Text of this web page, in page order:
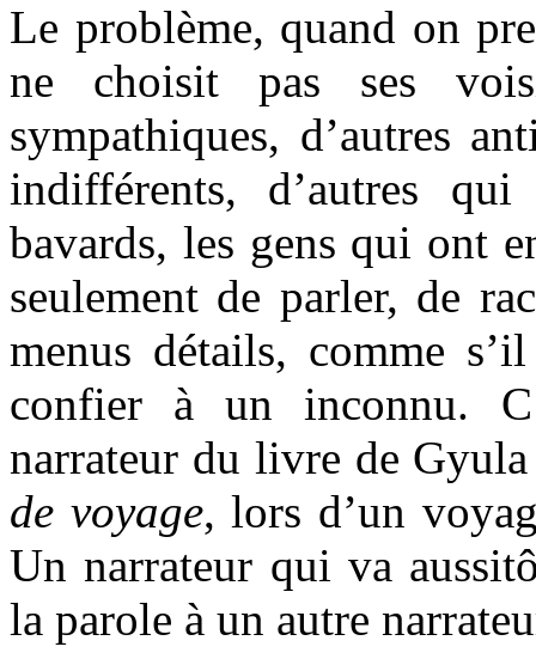
Le problème, quand on
ne choisit pas ses
sympathiques, d’autres
indifférents, d’autres
bavards, les gens qui ont
seulement de parler, de
menus détails, comme
confier à un inconnu.
narrateur du livre de
de voyage, lors d’un
Un narrateur qui va
la parole à un autre